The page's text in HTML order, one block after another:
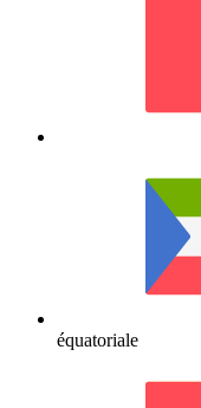
équatoriale